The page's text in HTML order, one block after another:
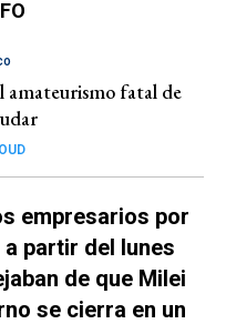
amateurismo fatal de
empresarios por
partir del lunes
de que Milei
se cierra en un